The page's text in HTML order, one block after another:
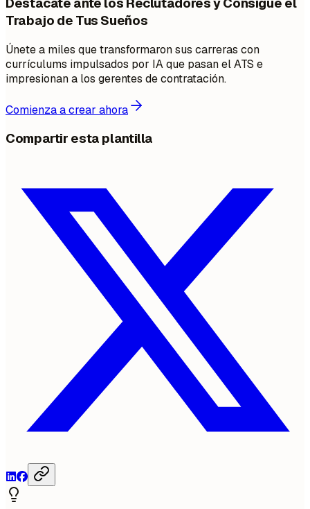
Trabajo de Tus Sueños
Únete a miles que transformaron sus carreras con
currículums impulsados por IA que pasan el ATS e
impresionan a los gerentes de contratación.
Comienza a crear ahora
Compartir esta plantilla